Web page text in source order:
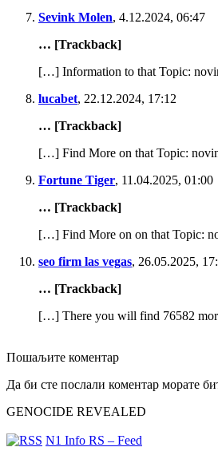
Sevink Molen, 4.12.2024, 06:47
… [Trackback]
[…] Information to that Topic:
lucabet, 22.12.2024, 17:12
… [Trackback]
[…] Find More on that Topic:
Fortune Tiger, 11.04.2025, 01:00
… [Trackback]
[…] Find More on on that Topic:
seo firm las vegas, 26.05.2025,
… [Trackback]
[…] There you will find 76582
Пошаљите коментар
Да би сте послали коментар морате
GENOCIDE REVEALED
N1 Info RS – Feed